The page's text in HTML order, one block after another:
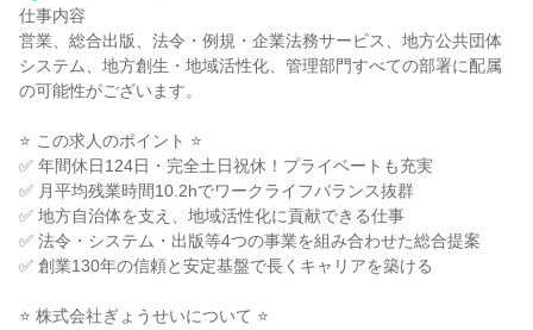
仕事内容
営業、総合出版、法令・例規・企業法務サービス、地方公共団体
システム、地方創生・地域活性化、管理部門すべての部署に配属
の可能性がございます。
⭐ この求人のポイント ⭐
✅ 年間休日124日・完全土日祝休！プライベートも充実
✅ 月平均残業時間10.2hでワークライフバランス抜群
✅ 地方自治体を支え、地域活性化に貢献できる仕事
✅ 法令・システム・出版等4つの事業を組み合わせた総合提案
✅ 創業130年の信頼と安定基盤で長くキャリアを築ける
⭐ 株式会社ぎょうせいについて ⭐